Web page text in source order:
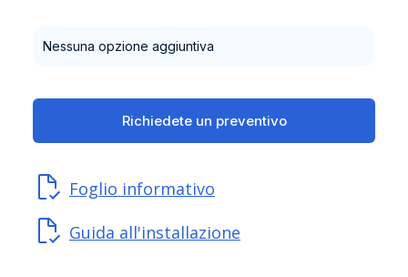
Nessuna opzione aggiuntiva
Richiedete un preventivo
Foglio informativo
Guida all'installazione